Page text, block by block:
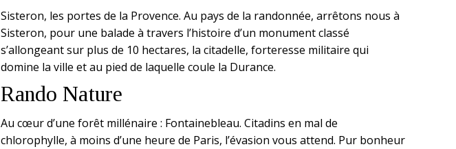
Sisteron, les portes de la Provence. Au pays de la randonnée, arrêtons nous à
Sisteron, pour une balade à travers l’histoire d’un monument classé
s’allongeant sur plus de 10 hectares, la citadelle, forteresse militaire qui
domine la ville et au pied de laquelle coule la Durance.
Rando Nature
Au cœur d’une forêt millénaire : Fontainebleau. Citadins en mal de
chlorophylle, à moins d’une heure de Paris, l’évasion vous attend. Pur bonheur